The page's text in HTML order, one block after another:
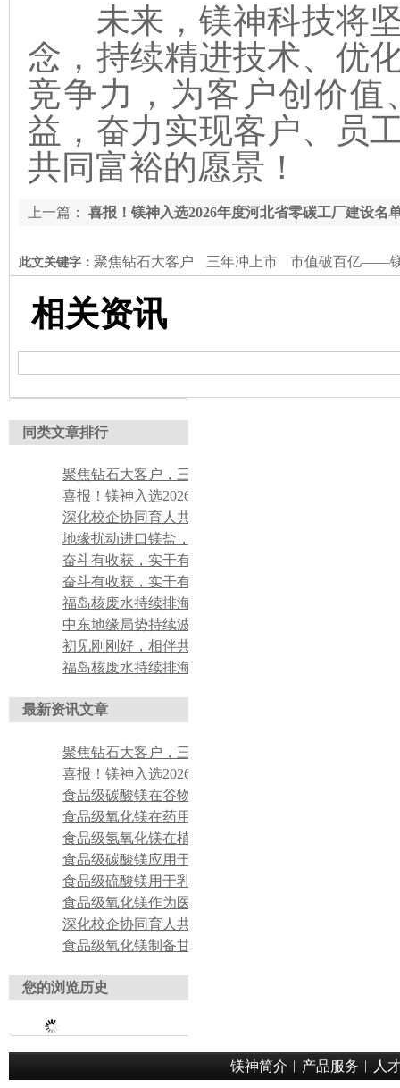
未来，镁神科技将坚
念，持续精进技术、优
竞争力，为客户创价
益，奋力实现客户、员
共同富裕的愿景！
上一篇： 喜报！镁神入选2026年度河北省零碳工厂建设名
此文关键字： 聚焦钻石大客户 三年冲上市 市值破百亿——镁
相关资讯
同类文章排行
最新资讯文章
您的浏览历史
镁神简介 ︱ 产品服务 ︱ 人